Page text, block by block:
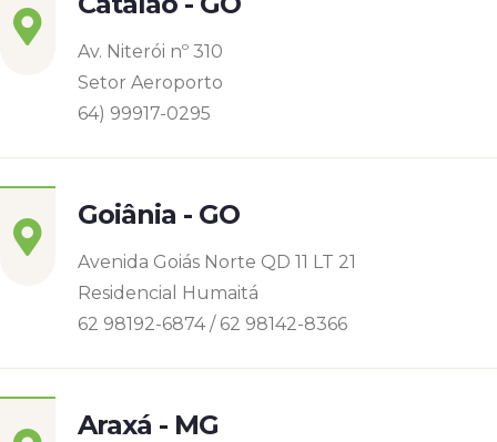
Av. Niterói nº 310
Setor Aeroporto
64) 99917-0295
Goiânia - GO
Avenida Goiás Norte QD 11 LT 21
Residencial Humaitá
62 98192-6874 / 62 98142-8366
Araxá - MG